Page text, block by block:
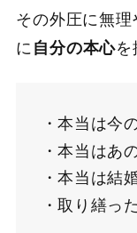
その外圧に無
に 自分の本心を
本当は今
本当はあ
本当は結
取り繕っ